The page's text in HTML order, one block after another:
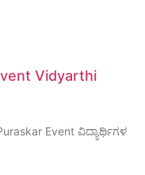
Vidyarthi
Event ವಿದ್ಯಾರ್ಥಿಗಳ